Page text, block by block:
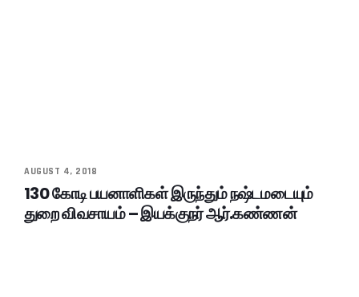
AUGUST 4, 2018
130 கோடி பயனாளிகள் இருந்தும் நஷ்டமடையும்
துறை விவசாயம் – இயக்குநர் ஆர்.கண்ணன்